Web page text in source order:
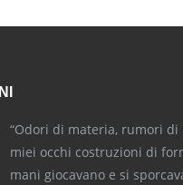
“Odori di materia, rumori di
miei occhi costruzioni di
mani giocavano e si